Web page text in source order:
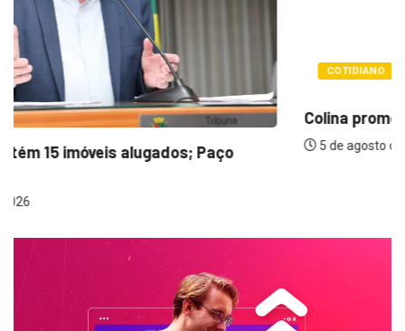
COTIDIANO
Colina promove 1º Fórum de Turismo para...
5 de agosto de 2026